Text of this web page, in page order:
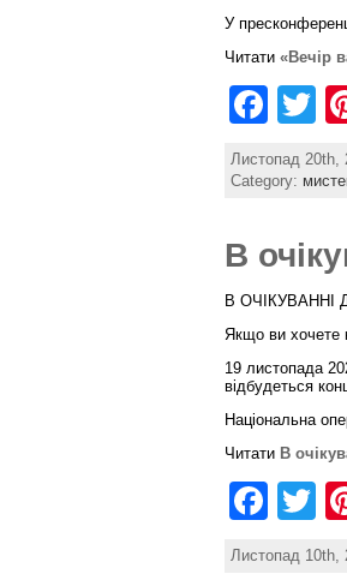
У
Читати «Вечір
F
c
b
o
o
k
T
w
Листопад 20th,
Category:
В
В ОЧІКУВАННІ
Якщо ви хочете
19 листопада
відбудеться
Національна
Читати В
F
T
w
Листопад 10th,